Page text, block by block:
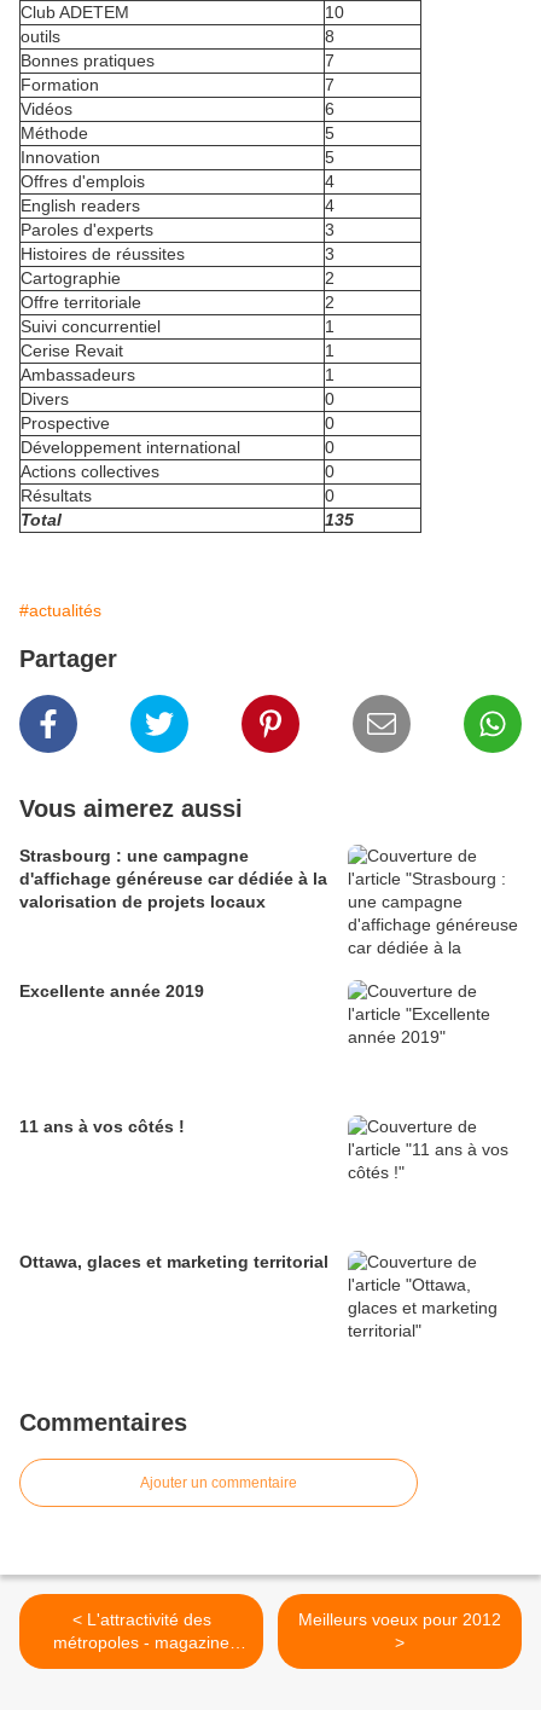
Club ADETEM
10
outils
8
Bonnes pratiques
7
Formation
7
Vidéos
6
Méthode
5
Innovation
5
Offres d'emplois
4
English readers
4
Paroles d'experts
3
Histoires de réussites
3
Cartographie
2
Offre territoriale
2
Suivi concurrentiel
1
Cerise Revait
1
Ambassadeurs
1
Divers
0
Prospective
0
Développement international
0
Actions collectives
0
Résultats
0
Total
135
#actualités
Partager
Vous aimerez aussi
Strasbourg : une campagne
d'affichage généreuse car dédiée à la
valorisation de projets locaux
Excellente année 2019
11 ans à vos côtés !
Ottawa, glaces et marketing territorial
Commentaires
Ajouter un commentaire
< L'attractivité des
métropoles - magazine
D'Architectures
Meilleurs voeux pour 2012
>